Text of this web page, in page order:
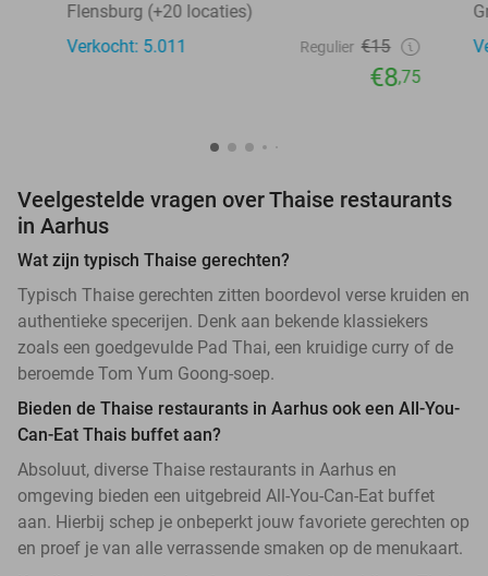
Flensburg (+20 locaties)
Verkocht: 5.011
Regulier €15
€8,75
Veelgestelde vragen over Thaise restaurants
in Aarhus
Wat zijn typisch Thaise gerechten?
Typisch Thaise gerechten zitten boordevol verse kruiden en
authentieke specerijen. Denk aan bekende klassiekers
zoals een goedgevulde Pad Thai, een kruidige curry of de
beroemde Tom Yum Goong-soep.
Bieden de Thaise restaurants in Aarhus ook een All-You-
Can-Eat Thais buffet aan?
Absoluut, diverse Thaise restaurants in Aarhus en
omgeving bieden een uitgebreid All-You-Can-Eat buffet
aan. Hierbij schep je onbeperkt jouw favoriete gerechten op
en proef je van alle verrassende smaken op de menukaart.